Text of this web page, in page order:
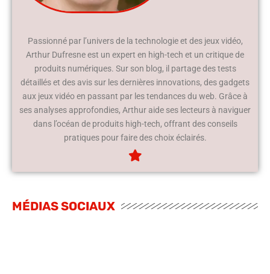
Passionné par l’univers de la technologie et des jeux vidéo,
Arthur Dufresne est un expert en high-tech et un critique de
produits numériques. Sur son blog, il partage des tests
détaillés et des avis sur les dernières innovations, des gadgets
aux jeux vidéo en passant par les tendances du web. Grâce à
ses analyses approfondies, Arthur aide ses lecteurs à naviguer
dans l’océan de produits high-tech, offrant des conseils
pratiques pour faire des choix éclairés.
MÉDIAS SOCIAUX